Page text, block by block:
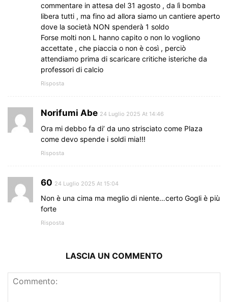
commentare in attesa del 31 agosto , da lì bomba
libera tutti , ma fino ad allora siamo un cantiere aperto
dove la società NON spenderà 1 soldo
Forse molti non L hanno capito o non lo vogliono
accettate , che piaccia o non è così , perciò
attendiamo prima di scaricare critiche isteriche da
professori di calcio
Risposta
Norifumi Abe 24 Luglio 2025 At 14:46
Ora mi debbo fa di’ da uno strisciato come Plaza
come devo spende i soldi mia!!!
Risposta
60 24 Luglio 2025 At 15:04
Non è una cima ma meglio di niente…certo Gogli è più
forte
Risposta
LASCIA UN COMMENTO